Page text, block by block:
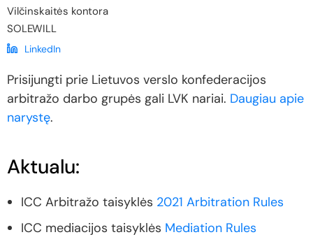
Vilčinskaitės kontora
SOLEWILL
LinkedIn
Prisijungti prie Lietuvos verslo konfederacijos
arbitražo darbo grupės gali LVK nariai. Daugiau apie
narystę.
Aktualu:
ICC Arbitražo taisyklės 2021 Arbitration Rules
ICC mediacijos taisyklės Mediation Rules